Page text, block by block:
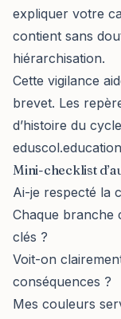
expliquer votre
contient sans
hiérarchisation.
Cette vigilance
brevet. Les
d’histoire du
Mini-checklist
Ai-je respecté la
Chaque branche
clés ?
Voit-on
conséquences ?
Mes couleurs